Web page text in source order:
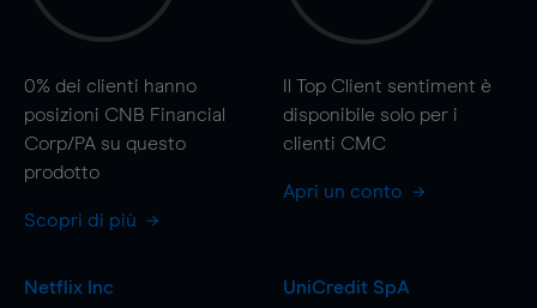
0% dei clienti hanno
posizioni CNB Financial
Corp/PA su questo
prodotto
Scopri di più
Il Top Client sentiment è
disponibile solo per i
clienti CMC
Apri un conto
Netflix Inc
UniCredit SpA